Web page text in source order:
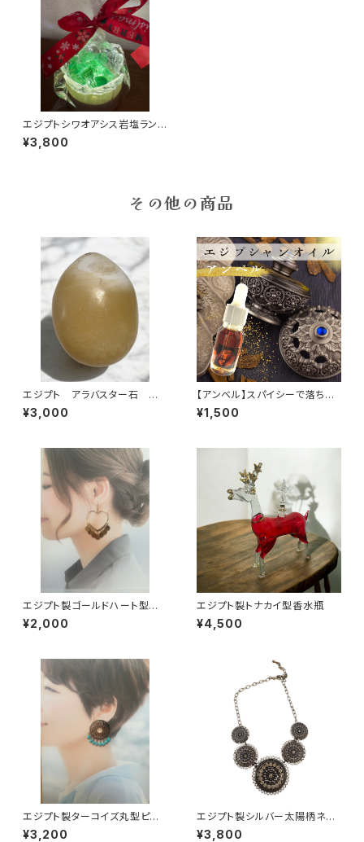
エジプトシワオアシス岩塩ランプ
緑、黄色
¥3,800
その他の商品
エジプト アラバスター石 置
物
¥3,000
【アンベル】スパイシーで落ち着
きのある香り
¥1,500
エジプト製ゴールドハート型ピ
アス
¥2,000
エジプト製トナカイ型香水瓶
¥4,500
エジプト製ターコイズ丸型ピア
ス
¥3,200
エジプト製シルバー太陽柄ネッ
クレス
¥3,800